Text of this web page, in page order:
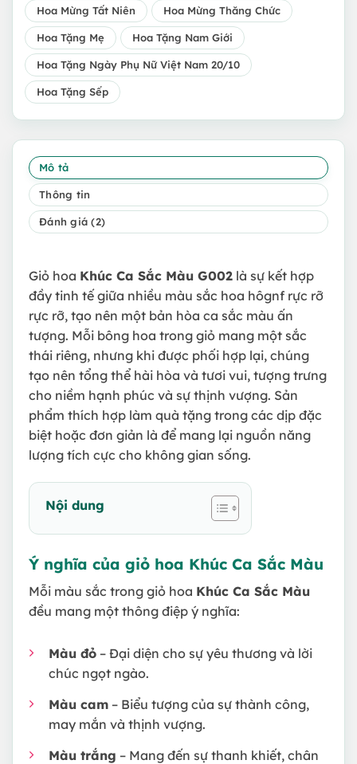
Hoa Mừng Tất Niên Hoa Mừng Thăng Chức
Hoa Tặng Mẹ Hoa Tặng Nam Giới
Hoa Tặng Ngày Phụ Nữ Việt Nam 20/10
Hoa Tặng Sếp
Mô tả
Thông tin
Đánh giá (2)
Giỏ hoa Khúc Ca Sắc Màu G002 là sự kết hợp
đầy tinh tế giữa nhiều màu sắc hoa hôgnf rực rỡ
rực rỡ, tạo nên một bản hòa ca sắc màu ấn
tượng. Mỗi bông hoa trong giỏ mang một sắc
thái riêng, nhưng khi được phối hợp lại, chúng
tạo nên tổng thể hài hòa và tươi vui, tượng trưng
cho niềm hạnh phúc và sự thịnh vượng. Sản
phẩm thích hợp làm quà tặng trong các dịp đặc
biệt hoặc đơn giản là để mang lại nguồn năng
lượng tích cực cho không gian sống.
Nội dung
Ý nghĩa của giỏ hoa Khúc Ca Sắc Màu
Mỗi màu sắc trong giỏ hoa Khúc Ca Sắc Màu
đều mang một thông điệp ý nghĩa:
Màu đỏ – Đại diện cho sự yêu thương và lời
chúc ngọt ngào.
Màu cam – Biểu tượng của sự thành công,
may mắn và thịnh vượng.
Màu trắng – Mang đến sự thanh khiết, chân